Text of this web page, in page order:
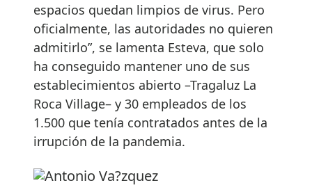
espacios quedan limpios de virus. Pero
oficialmente, las autoridades no quieren
admitirlo”, se lamenta Esteva, que solo
ha conseguido mantener uno de sus
establecimientos abierto –Tragaluz La
Roca Village– y 30 empleados de los
1.500 que tenía contratados antes de la
irrupción de la pandemia.